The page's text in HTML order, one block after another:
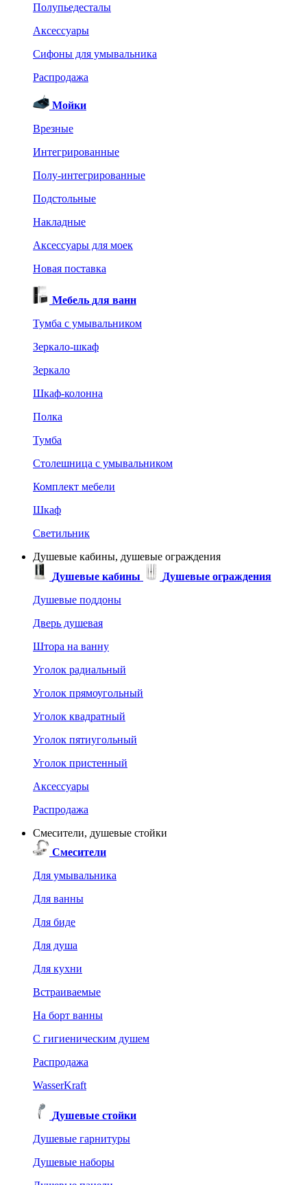
Полупьедесталы
Аксессуары
Сифоны для умывальника
Распродажа
Мойки
Врезные
Интегрированные
Полу-интегрированные
Подстольные
Накладные
Аксессуары для моек
Новая поставка
Мебель для ванн
Тумба с умывальником
Зеркало-шкаф
Зеркало
Шкаф-колонна
Полка
Тумба
Столешница с умывальником
Комплект мебели
Шкаф
Светильник
Душевые кабины, душевые ограждения
Душевые кабины
Душевые ограждения
Душевые поддоны
Дверь душевая
Штора на ванну
Уголок радиальный
Уголок прямоугольный
Уголок квадратный
Уголок пятиугольный
Уголок пристенный
Аксессуары
Распродажа
Смесители, душевые стойки
Смесители
Для умывальника
Для ванны
Для биде
Для душа
Для кухни
Встраиваемые
На борт ванны
C гигиеническим душем
Распродажа
WasserKraft
Душевые стойки
Душевые гарнитуры
Душевые наборы